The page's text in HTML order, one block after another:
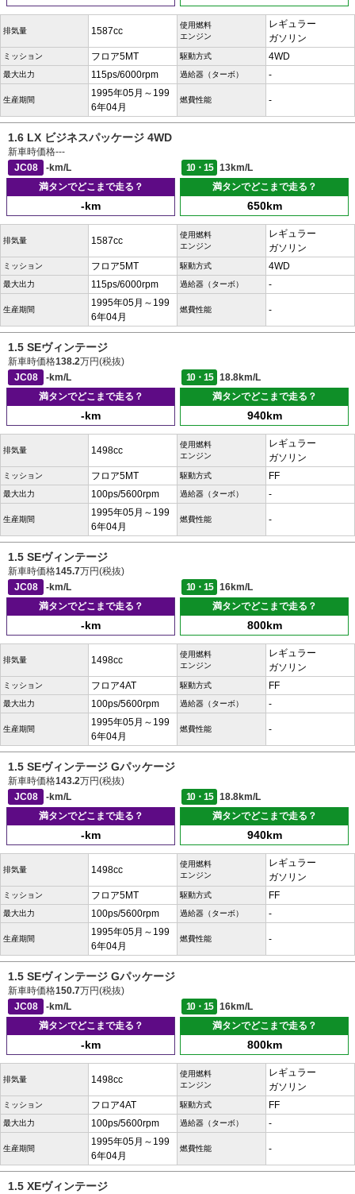
排気量 1587cc
使用燃料
エンジン
レギュラー
ガソリン
ミッション フロア5MT 駆動方式 4WD
最大出力 115ps/6000rpm 過給器（ターボ） -
生産期間
1995年05月～199
6年04月
燃費性能 -
1.6 LX ビジネスパッケージ 4WD
新車時価格---
JC08
-km/L 10・15
13km/L
満タンでどこまで走る？
-km
満タンでどこまで走る？
650km
排気量 1587cc
使用燃料
エンジン
レギュラー
ガソリン
ミッション フロア5MT 駆動方式 4WD
最大出力 115ps/6000rpm 過給器（ターボ） -
生産期間
1995年05月～199
6年04月
燃費性能 -
1.5 SEヴィンテージ
新車時価格138.2万円(税抜)
JC08
-km/L 10・15
18.8km/L
満タンでどこまで走る？
-km
満タンでどこまで走る？
940km
排気量 1498cc
使用燃料
エンジン
レギュラー
ガソリン
ミッション フロア5MT 駆動方式 FF
最大出力 100ps/5600rpm 過給器（ターボ） -
生産期間
1995年05月～199
6年04月
燃費性能 -
1.5 SEヴィンテージ
新車時価格145.7万円(税抜)
JC08
-km/L 10・15
16km/L
満タンでどこまで走る？
-km
満タンでどこまで走る？
800km
排気量 1498cc
使用燃料
エンジン
レギュラー
ガソリン
ミッション フロア4AT 駆動方式 FF
最大出力 100ps/5600rpm 過給器（ターボ） -
生産期間
1995年05月～199
6年04月
燃費性能 -
1.5 SEヴィンテージ Gパッケージ
新車時価格143.2万円(税抜)
JC08
-km/L 10・15
18.8km/L
満タンでどこまで走る？
-km
満タンでどこまで走る？
940km
排気量 1498cc
使用燃料
エンジン
レギュラー
ガソリン
ミッション フロア5MT 駆動方式 FF
最大出力 100ps/5600rpm 過給器（ターボ） -
生産期間
1995年05月～199
6年04月
燃費性能 -
1.5 SEヴィンテージ Gパッケージ
新車時価格150.7万円(税抜)
JC08
-km/L 10・15
16km/L
満タンでどこまで走る？
-km
満タンでどこまで走る？
800km
排気量 1498cc
使用燃料
エンジン
レギュラー
ガソリン
ミッション フロア4AT 駆動方式 FF
最大出力 100ps/5600rpm 過給器（ターボ） -
生産期間
1995年05月～199
6年04月
燃費性能 -
1.5 XEヴィンテージ